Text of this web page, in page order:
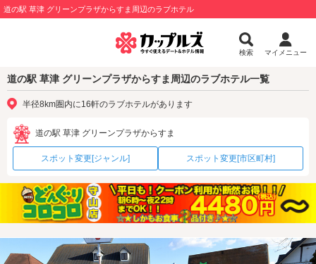
道の駅 草津 グリーンプラザからすま周辺のラブホテル
検索 マイメニュー
道の駅 草津 グリーンプラザからすま周辺のラブホテル一覧
半径8km圏内に16軒のラブホテルがあります
道の駅 草津 グリーンプラザからすま
スポット変更[ジャンル] スポット変更[市区町村]